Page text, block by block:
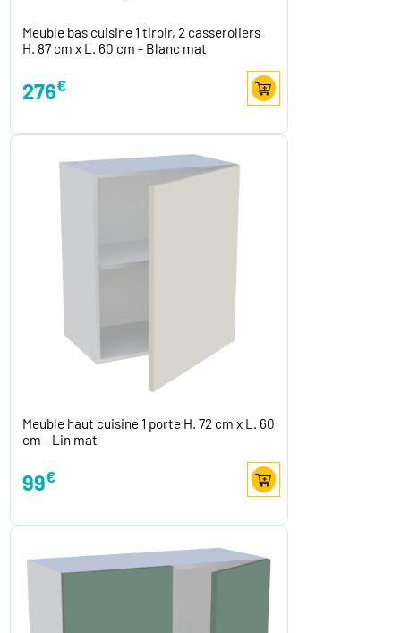
Meuble bas cuisine 1 tiroir, 2 casseroliers
H. 87 cm x L. 60 cm - Blanc mat
276€
Meuble haut cuisine 1 porte H. 72 cm x L. 60
cm - Lin mat
99€